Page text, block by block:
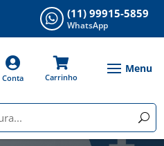
 (11) 99915-5859
WhatsApp

Conta

Carrinho